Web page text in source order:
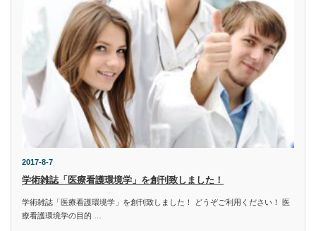
2017-8-7
学術雑誌「医療看護環境学」を創刊致しました！
学術雑誌「医療看護環境学」を創刊致しました！ どうぞご利用ください！ 医
療看護環境学の目的 …